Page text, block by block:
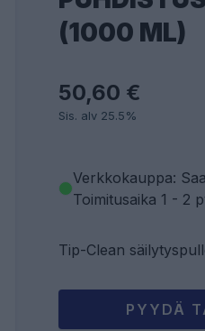
(1000 ML)
50,60 €
Sis. alv 25.5%
Verkkokauppa:
Toimitusaika 1 - 2
Tip-Clean
PYYDÄ